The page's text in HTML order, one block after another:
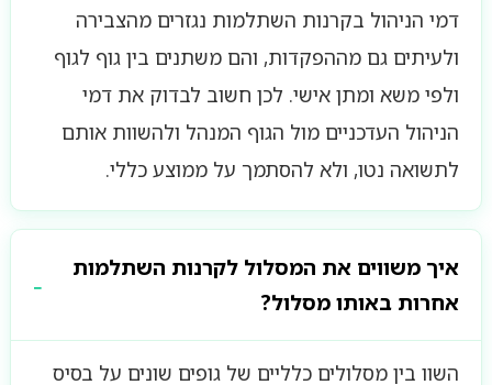
דמי הניהול בקרנות השתלמות נגזרים מהצבירה
ולעיתים גם מההפקדות, והם משתנים בין גוף לגוף
ולפי משא ומתן אישי. לכן חשוב לבדוק את דמי
הניהול העדכניים מול הגוף המנהל ולהשוות אותם
לתשואה נטו, ולא להסתמך על ממוצע כללי.
איך משווים את המסלול לקרנות השתלמות
אחרות באותו מסלול?
השוו בין מסלולים כלליים של גופים שונים על בסיס